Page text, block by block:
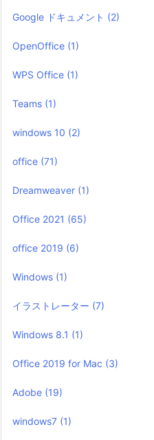
Google ドキュメント (2)
OpenOffice (1)
WPS Office (1)
Teams (1)
windows 10 (2)
office (71)
Dreamweaver (1)
Office 2021 (65)
office 2019 (6)
Windows (1)
イラストレーター (7)
Windows 8.1 (1)
Office 2019 for Mac (3)
Adobe (19)
windows7 (1)